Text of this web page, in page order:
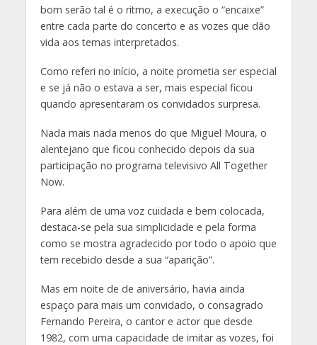
bom serão tal é o ritmo, a execução o “encaixe”
entre cada parte do concerto e as vozes que dão
vida aos temas interpretados.
Como referi no início, a noite prometia ser especial
e se já não o estava a ser, mais especial ficou
quando apresentaram os convidados surpresa.
Nada mais nada menos do que Miguel Moura, o
alentejano que ficou conhecido depois da sua
participação no programa televisivo All Together
Now.
Para além de uma voz cuidada e bem colocada,
destaca-se pela sua simplicidade e pela forma
como se mostra agradecido por todo o apoio que
tem recebido desde a sua “aparição”.
Mas em noite de de aniversário, havia ainda
espaço para mais um convidado, o consagrado
Fernando Pereira, o cantor e actor que desde
1982, com uma capacidade de imitar as vozes, foi